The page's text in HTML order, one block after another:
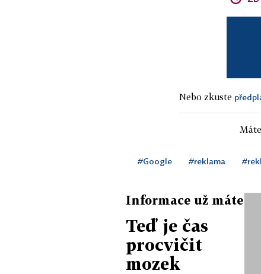
Nebo zkuste
#Google #reklama
Informace už máte
Teď je čas
procvičit
mozek